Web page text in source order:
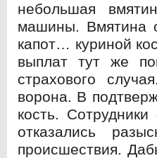
небольшая
машины. Вмятина
капот… куриной
выплат тут же
страхового
ворона. В
кость.
отказались
происшествия.